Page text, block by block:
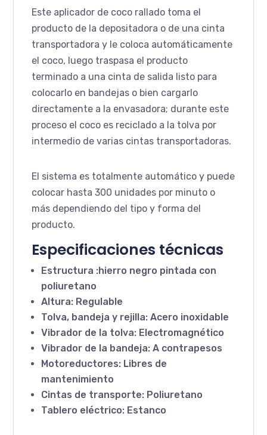
Este aplicador de coco rallado toma el
producto de la depositadora o de una cinta
transportadora y le coloca automáticamente
el coco, luego traspasa el producto
terminado a una cinta de salida listo para
colocarlo en bandejas o bien cargarlo
directamente a la envasadora; durante este
proceso el coco es reciclado a la tolva por
intermedio de varias cintas transportadoras.
El sistema es totalmente automático y puede
colocar hasta 300 unidades por minuto o
más dependiendo del tipo y forma del
producto.
Especificaciones técnicas
Estructura :hierro negro pintada con
poliuretano
Altura: Regulable
Tolva, bandeja y rejilla: Acero inoxidable
Vibrador de la tolva: Electromagnético
Vibrador de la bandeja: A contrapesos
Motoreductores: Libres de
mantenimiento
Cintas de transporte: Poliuretano
Tablero eléctrico: Estanco